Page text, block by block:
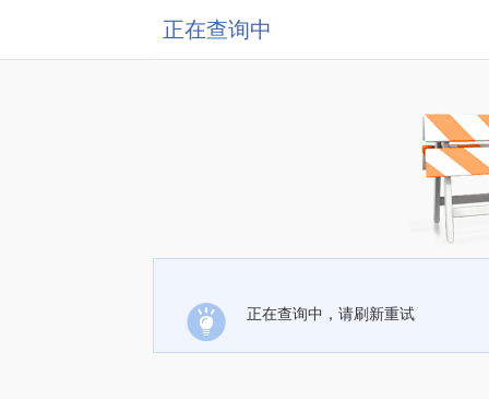
正在查询中
正在查询中，请刷新重试